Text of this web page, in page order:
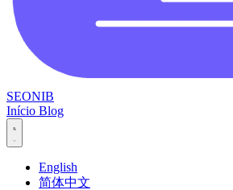
SEONIB
Início Blog
English
简体中文